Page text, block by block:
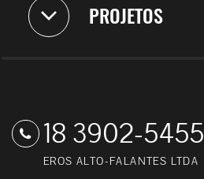
PROJETOS
18 3902-5455
EROS ALTO-FALANTES LTDA